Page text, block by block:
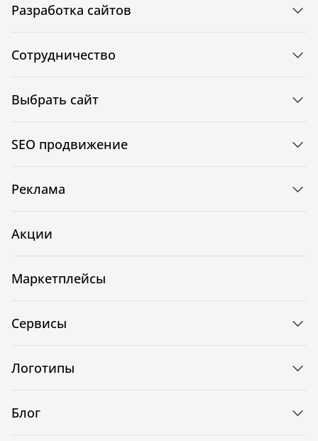
Разработка сайтов
Сотрудничество
Выбрать сайт
SEO продвижение
Реклама
Акции
Маркетплейсы
Сервисы
Логотипы
Блог